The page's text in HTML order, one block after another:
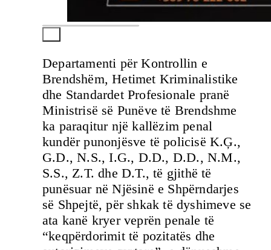
Departamenti për Kontrollin e
Brendshëm, Hetimet Kriminalistike
dhe Standardet Profesionale pranë
Ministrisë së Punëve të Brendshme
ka paraqitur një kallëzim penal
kundër punonjësve të policisë K.Ģ.,
G.D., N.S., I.G., D.D., D.D., N.M.,
S.S., Z.T. dhe D.T., të gjithë të
punësuar në Njësinë e Shpërndarjes
së Shpejtë, për shkak të dyshimeve se
ata kanë kryer veprën penale të
“keqpërdorimit të pozitatës dhe